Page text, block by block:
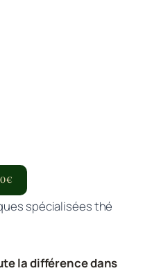
spécialisées thé
la différence dans